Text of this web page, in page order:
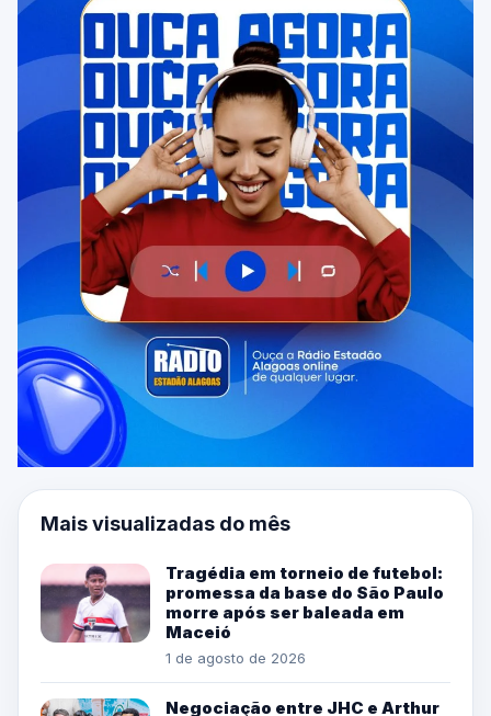
Mais visualizadas do mês
Tragédia em torneio de futebol:
promessa da base do São Paulo
morre após ser baleada em
Maceió
1 de agosto de 2026
Negociação entre JHC e Arthur